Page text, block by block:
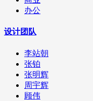
办公
设计团队
李站朝
张铂
张明辉
周宇辉
顾伟